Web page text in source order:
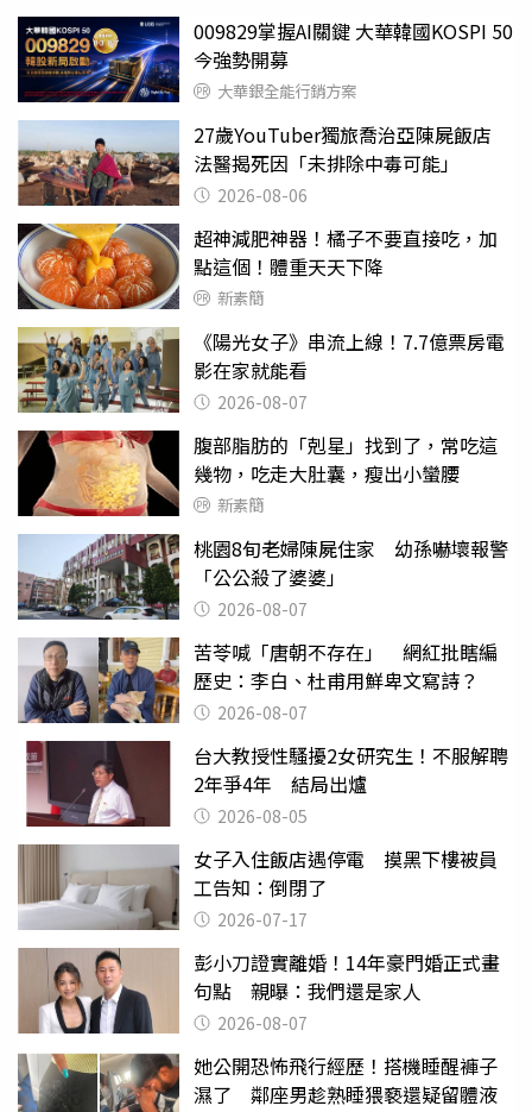
009829掌握AI關鍵 大華韓國KOSPI 50
今強勢開募
大華銀全能行銷方案
27歲YouTuber獨旅喬治亞陳屍飯店
法醫揭死因「未排除中毒可能」
2026-08-06
超神減肥神器！橘子不要直接吃，加
點這個！體重天天下降
新素簡
《陽光女子》串流上線！7.7億票房電
影在家就能看
2026-08-07
腹部脂肪的「剋星」找到了，常吃這
幾物，吃走大肚囊，瘦出小蠻腰
新素簡
桃園8旬老婦陳屍住家 幼孫嚇壞報警
「公公殺了婆婆」
2026-08-07
苦苓喊「唐朝不存在」 網紅批瞎編
歷史：李白、杜甫用鮮卑文寫詩？
2026-08-07
台大教授性騷擾2女研究生！不服解聘
2年爭4年 結局出爐
2026-08-05
女子入住飯店遇停電 摸黑下樓被員
工告知：倒閉了
2026-07-17
彭小刀證實離婚！14年豪門婚正式畫
句點 親曝：我們還是家人
2026-08-07
她公開恐怖飛行經歷！搭機睡醒褲子
濕了 鄰座男趁熟睡猥褻還疑留體液